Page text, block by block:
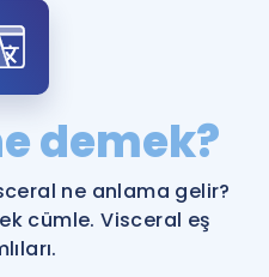
An Boş.
onlarca eğitim seni
demek?
ne anlama gelir?
cümle. Visceral eş